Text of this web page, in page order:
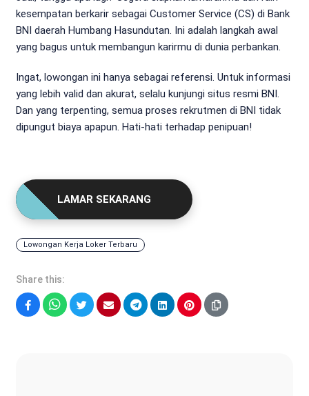
kesempatan berkarir sebagai Customer Service (CS) di Bank
BNI daerah Humbang Hasundutan. Ini adalah langkah awal
yang bagus untuk membangun karirmu di dunia perbankan.
Ingat, lowongan ini hanya sebagai referensi. Untuk informasi
yang lebih valid dan akurat, selalu kunjungi situs resmi BNI.
Dan yang terpenting, semua proses rekrutmen di BNI tidak
dipungut biaya apapun. Hati-hati terhadap penipuan!
LAMAR SEKARANG
Lowongan Kerja Loker Terbaru
Share this: